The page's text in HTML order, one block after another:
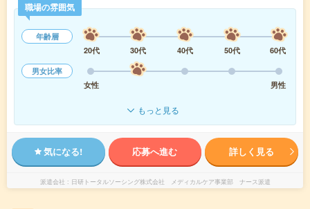
職場の雰囲気
年齢層
20代
30代 40代 50代
60代
男女比率
女性
男性
もっと見る
気になる! 応募へ進む 詳しく見る
派遣会社 日研トータルソーシング株式会社 メディカルケア事業部 ナース派遣